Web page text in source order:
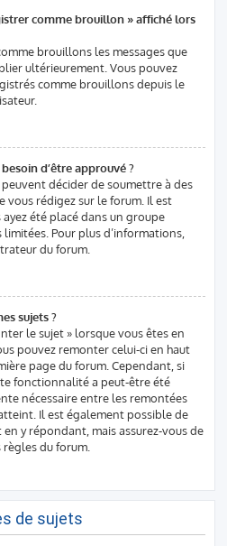
comme brouillon » affiché lors
brouillons les messages que
ultérieurement. Vous pouvez
comme brouillons depuis le
d’être approuvé ?
décider de soumettre à des
vous rédigez sur le forum. Il est
été placé dans un groupe
Pour plus d’informations,
du forum.
sujets ?
le sujet » lorsque vous êtes en
pouvez remonter celui-ci en haut
page du forum. Cependant, si
fonctionnalité a peut-être été
nécessaire entre les remontées
Il est également possible de
y répondant, mais assurez-vous de
du forum.
de sujets